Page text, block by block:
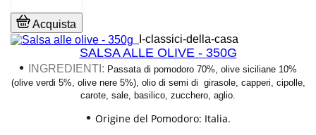
Acquista
I-classici-della-casa
SALSA ALLE OLIVE - 350G
• INGREDIENTI: Passata di pomodoro 70%, olive siciliane 10%
(olive verdi 5%, olive nere 5%), olio di semi di girasole, capperi, cipolle,
carote, sale, basilico, zucchero, aglio.
• Origine del Pomodoro: Italia.